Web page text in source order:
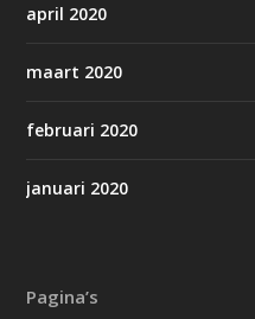
april 2020
maart 2020
februari 2020
januari 2020
Pagina’s